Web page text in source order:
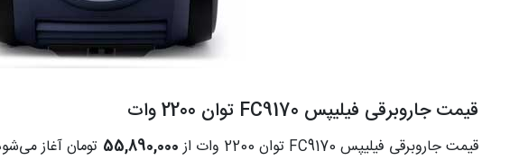
قیمت جاروبرقی فیلیپس FC9170 توان 2200 وات
قیمت جاروبرقی فیلیپس FC9170 توان 2200 وات از 55,890,000 تومان آغاز